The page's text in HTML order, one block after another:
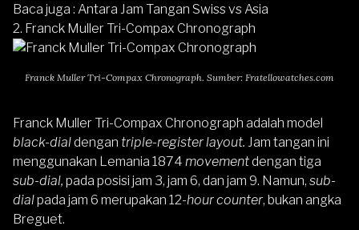
Baca juga : Antara Jam Tangan Swiss vs Asia
2. Franck Muller Tri-Compax Chronograph
Franck Muller Tri-Compax Chronograph. Sumber: Fratellowatches.com
Franck Muller Tri-Compax Chronograph adalah model
black-dialdengan triple-register layout. Jam tangan ini
menggunakan Lemania 1874 movementdengan tiga
sub-dial, pada posisi jam 3, jam 6, dan jam 9. Namun, sub-
dialpada jam 6 merupakan 12-hour counter, bukan angka
Breguet.